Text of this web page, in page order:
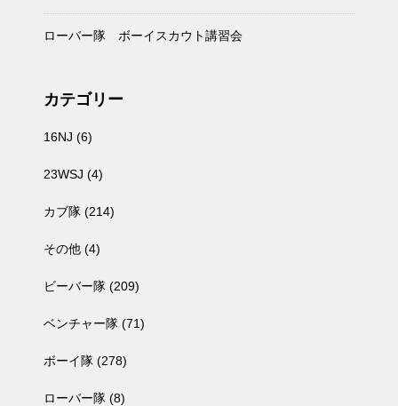
ローバー隊 ボーイスカウト講習会
カテゴリー
16NJ (6)
23WSJ (4)
カブ隊 (214)
その他 (4)
ビーバー隊 (209)
ベンチャー隊 (71)
ボーイ隊 (278)
ローバー隊 (8)